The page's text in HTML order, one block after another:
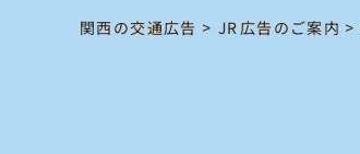
関西の交通広告 JR広告のご案内